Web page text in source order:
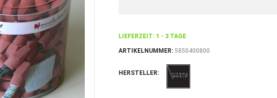
LIEFERZEIT: 1 - 3 TAGE
ARTIKELNUMMER: 5850400800
HERSTELLER: